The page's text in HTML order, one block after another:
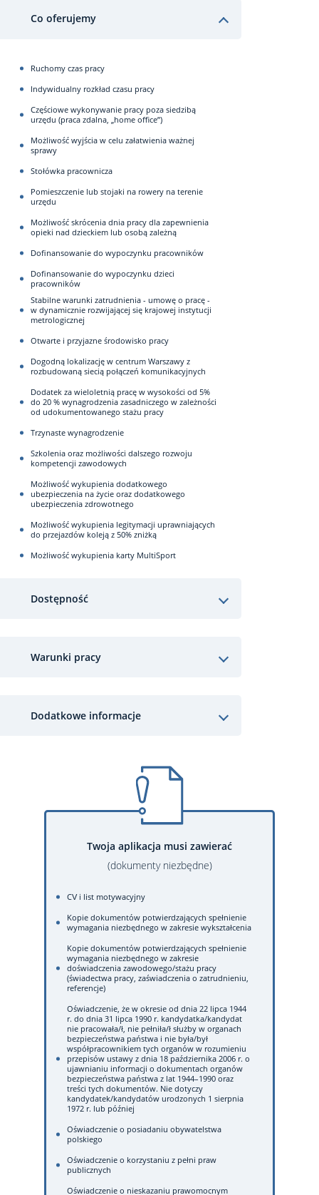
Co oferujemy
Ruchomy czas pracy
Indywidualny rozkład czasu pracy
Częściowe wykonywanie pracy poza siedzibą
urzędu (praca zdalna, „home office”)
Możliwość wyjścia w celu załatwienia ważnej
sprawy
Stołówka pracownicza
Pomieszczenie lub stojaki na rowery na terenie
urzędu
Możliwość skrócenia dnia pracy dla zapewnienia
opieki nad dzieckiem lub osobą zależną
Dofinansowanie do wypoczynku pracowników
Dofinansowanie do wypoczynku dzieci
pracowników
Stabilne warunki zatrudnienia - umowę o pracę -
w dynamicznie rozwijającej się krajowej instytucji
metrologicznej
Otwarte i przyjazne środowisko pracy
Dogodną lokalizację w centrum Warszawy z
rozbudowaną siecią połączeń komunikacyjnych
Dodatek za wieloletnią pracę w wysokości od 5%
do 20 % wynagrodzenia zasadniczego w zależności
od udokumentowanego stażu pracy
Trzynaste wynagrodzenie
Szkolenia oraz możliwości dalszego rozwoju
kompetencji zawodowych
Możliwość wykupienia dodatkowego
ubezpieczenia na życie oraz dodatkowego
ubezpieczenia zdrowotnego
Możliwość wykupienia legitymacji uprawniających
do przejazdów koleją z 50% zniżką
Możliwość wykupienia karty MultiSport
Dostępność
Warunki pracy
Dodatkowe informacje
Twoja aplikacja musi zawierać
(dokumenty niezbędne)
CV i list motywacyjny
Kopie dokumentów potwierdzających spełnienie
wymagania niezbędnego w zakresie wykształcenia
Kopie dokumentów potwierdzających spełnienie
wymagania niezbędnego w zakresie
doświadczenia zawodowego/stażu pracy
(świadectwa pracy, zaświadczenia o zatrudnieniu,
referencje)
Oświadczenie, że w okresie od dnia 22 lipca 1944
r. do dnia 31 lipca 1990 r. kandydatka/kandydat
nie pracowała/ł, nie pełniła/ł służby w organach
bezpieczeństwa państwa i nie była/był
współpracownikiem tych organów w rozumieniu
przepisów ustawy z dnia 18 października 2006 r. o
ujawnianiu informacji o dokumentach organów
bezpieczeństwa państwa z lat 1944–1990 oraz
treści tych dokumentów. Nie dotyczy
kandydatek/kandydatów urodzonych 1 sierpnia
1972 r. lub później
Oświadczenie o posiadaniu obywatelstwa
polskiego
Oświadczenie o korzystaniu z pełni praw
publicznych
Oświadczenie o nieskazaniu prawomocnym